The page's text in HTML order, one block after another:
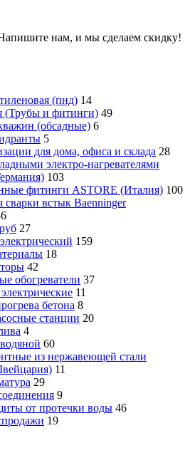
нам, и мы сделаем скидку!
(пнд) 14
(Трубы и фитинги) 49
(обсадные) 6
5
для дома, офиса и склада 28
электро-нагревателями
103
фитинги ASTORE (Италия) 100
встык Baenninger
27
159
18
42
обогреватели 37
11
бетона 8
станции 20
4
60
из нержавеющей стали
11
29
9
от протечки воды 46
19